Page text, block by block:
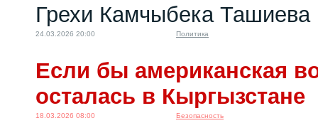
Грехи Камчыбека Ташиева
24.03.2026 20:00 Политика
Если бы американская
осталась в Кыргызстане
18.03.2026 08:00 Безопасность